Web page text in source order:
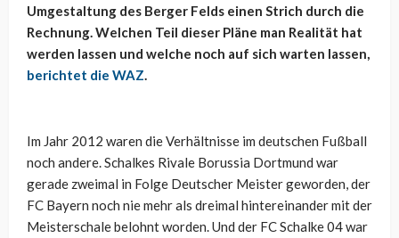
Umgestaltung des Berger Felds einen Strich durch die
Rechnung. Welchen Teil dieser Pläne man Realität hat
werden lassen und welche noch auf sich warten lassen,
berichtet die WAZ.
Im Jahr 2012 waren die Verhältnisse im deutschen Fußball
noch andere. Schalkes Rivale Borussia Dortmund war
gerade zweimal in Folge Deutscher Meister geworden, der
FC Bayern noch nie mehr als dreimal hintereinander mit der
Meisterschale belohnt worden. Und der FC Schalke 04 war